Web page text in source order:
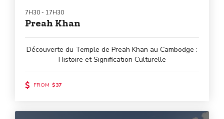
Preah Khan
7H30 - 17H30
Découverte du Temple de Preah Khan au Cambodge :
Histoire et Signification Culturelle
FROM $37